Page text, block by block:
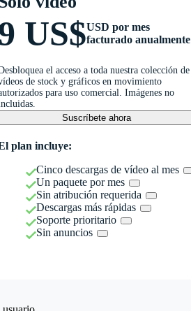
US$USD por mes
facturado anualmente
el acceso a toda nuestra colección de
de stock y gráficos en movimiento
para uso comercial. Imágenes no
Suscríbete ahora
plan incluye:
Cinco descargas de vídeo al mes
Un paquete por mes
Sin atribución requerida
Descargas más rápidas
Soporte prioritario
Sin anuncios